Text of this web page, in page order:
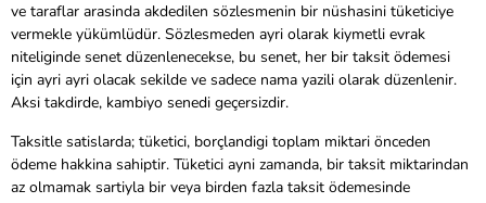
ve taraflar arasinda akdedilen sözlesmenin bir nüshasini tüketiciye
vermekle yükümlüdür. Sözlesmeden ayri olarak kiymetli evrak
niteliginde senet düzenlenecekse, bu senet, her bir taksit ödemesi
için ayri ayri olacak sekilde ve sadece nama yazili olarak düzenlenir.
Aksi takdirde, kambiyo senedi geçersizdir.
Taksitle satislarda; tüketici, borçlandigi toplam miktari önceden
ödeme hakkina sahiptir. Tüketici ayni zamanda, bir taksit miktarindan
az olmamak sartiyla bir veya birden fazla taksit ödemesinde